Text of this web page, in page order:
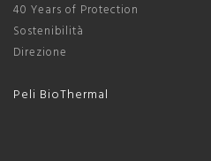
40 Years of Protection
Sostenibilità
Direzione
Peli BioThermal